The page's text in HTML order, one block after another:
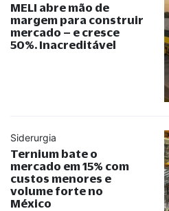
MELI abre mão de
margem para construir
mercado – e cresce
50%. Inacreditável
Siderurgia
Ternium bate o
mercado em 15% com
custos menores e
volume forte no
México